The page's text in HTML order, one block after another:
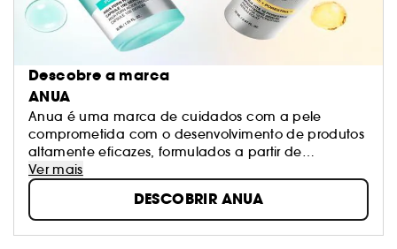
Descobre a marca
ANUA
Anua é uma marca de cuidados com a pele
comprometida com o desenvolvimento de produtos
altamente eficazes, formulados a partir de
ingredientes naturais e ativos de alta performance.
A nossa missão é tratar as preocupações com a
pele através de fórmulas suaves, mas eficazes.
Atentos às necessidades dos nossos consumidores,
criamos produtos que atendem especificamente às
Ver mais
DESCOBRIR ANUA